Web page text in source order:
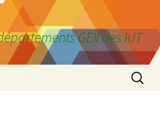
GEII des IUT